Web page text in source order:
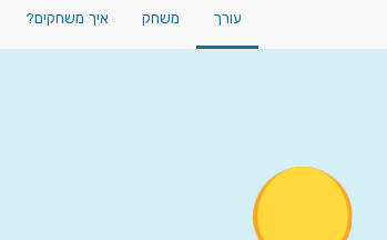
איך משחקים? משחק עורך